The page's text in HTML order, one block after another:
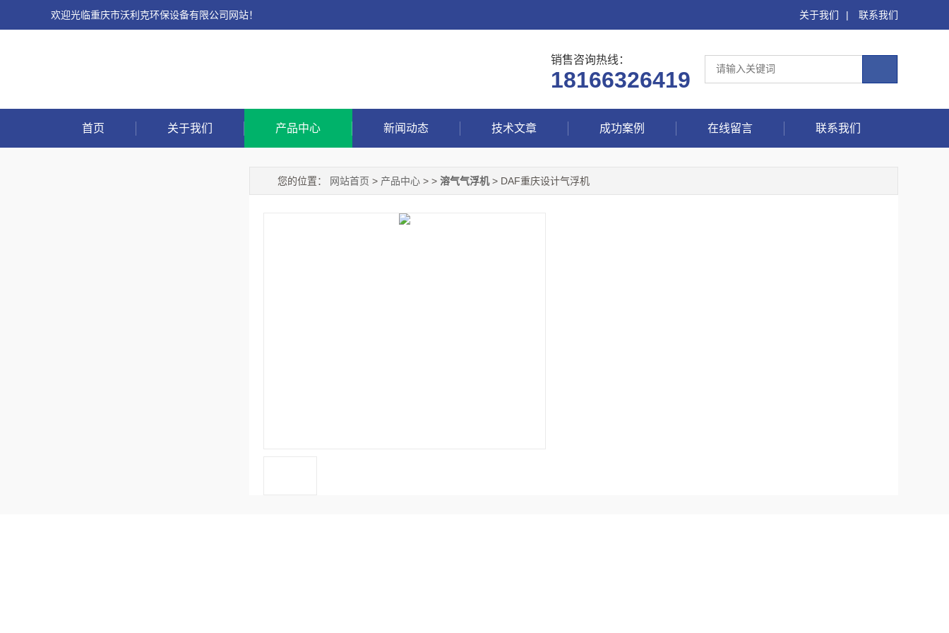
欢迎光临重庆市沃利克环保设备有限公司网站！ 关于我们 | 联系我们
销售咨询热线：
18166326419
首页 关于我们 产品中心 新闻动态 技术文章 成功案例 在线留言 联系我们
您的位置： 网站首页 > 产品中心 > > 溶气气浮机> DAF重庆设计气浮机